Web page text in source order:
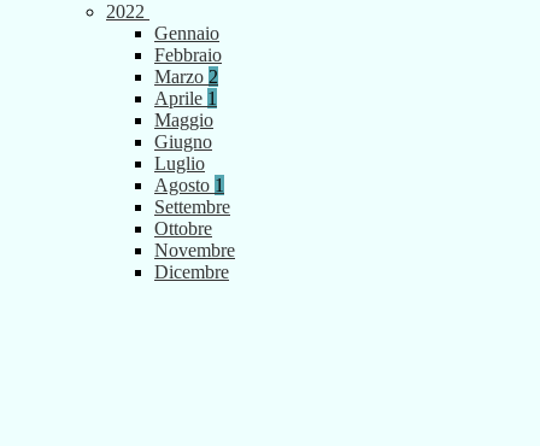
2022
Gennaio
Febbraio
Marzo 2
Aprile 1
Maggio
Giugno
Luglio
Agosto 1
Settembre
Ottobre
Novembre
Dicembre